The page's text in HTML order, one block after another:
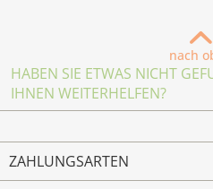
nach
HABEN SIE ETWAS NICHT
IHNEN WEITERHELFEN?
ZAHLUNGSARTEN